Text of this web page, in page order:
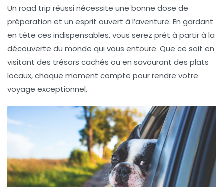
Un road trip réussi nécessite une bonne dose de
préparation et un esprit ouvert à l’aventure. En gardant
en tête ces indispensables, vous serez prêt à partir à la
découverte du monde qui vous entoure. Que ce soit en
visitant des trésors cachés ou en savourant des plats
locaux, chaque moment compte pour rendre votre
voyage exceptionnel.